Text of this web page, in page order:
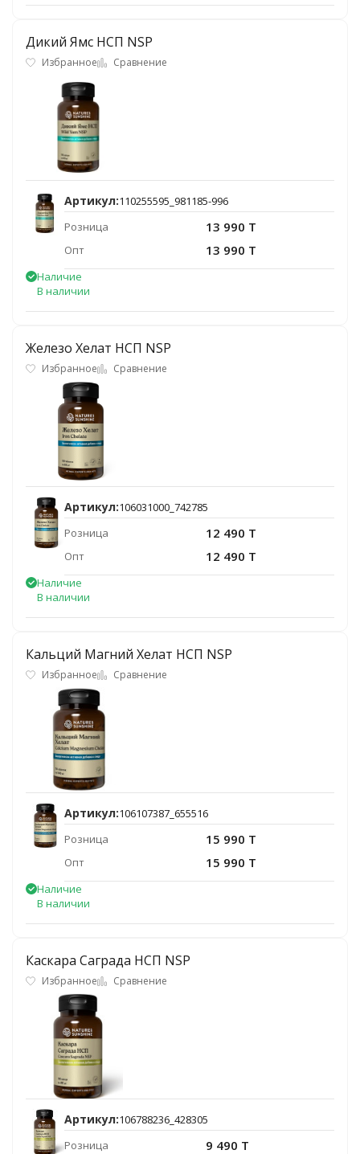
Дикий Ямс НСП NSP
Избранное Сравнение
Артикул:110255595_981185-996
Розница
13 990 T
Опт 13 990 T
Наличие
В наличии
Железо Хелат НСП NSP
Избранное Сравнение
Артикул:106031000_742785
Розница
12 490 T
Опт 12 490 T
Наличие
В наличии
Кальций Магний Хелат НСП NSP
Избранное Сравнение
Артикул:106107387_655516
Розница
15 990 T
Опт 15 990 T
Наличие
В наличии
Каскара Саграда НСП NSP
Избранное Сравнение
Артикул:106788236_428305
Розница
9 490 T